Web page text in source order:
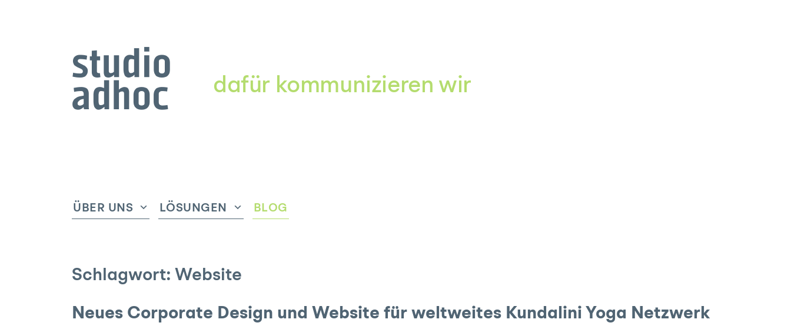
dafür kommunizieren wir
ÜBER UNS
Untermenü
LÖSUNGEN
Untermenü
BLOG
Schlagwort: Website
Neues Corporate Design und Website für weltweites Kundalini Yoga Netzwerk